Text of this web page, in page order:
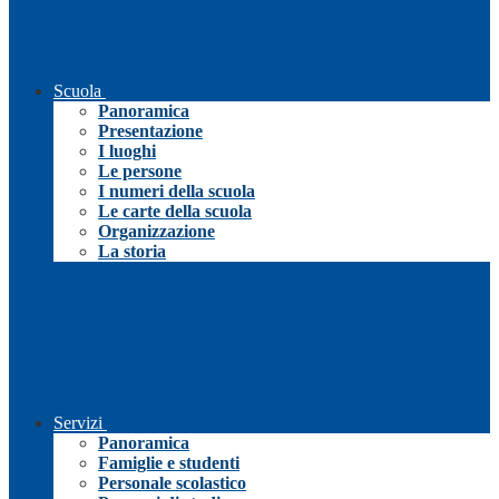
Scuola
Panoramica
Presentazione
I luoghi
Le persone
I numeri della scuola
Le carte della scuola
Organizzazione
La storia
Servizi
Panoramica
Famiglie e studenti
Personale scolastico